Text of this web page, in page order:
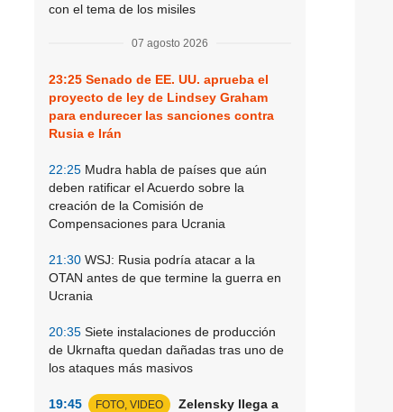
con el tema de los misiles
07 agosto 2026
23:25 Senado de EE. UU. aprueba el
proyecto de ley de Lindsey Graham
para endurecer las sanciones contra
Rusia e Irán
22:25 Mudra habla de países que aún
deben ratificar el Acuerdo sobre la
creación de la Comisión de
Compensaciones para Ucrania
21:30 WSJ: Rusia podría atacar a la
OTAN antes de que termine la guerra en
Ucrania
20:35 Siete instalaciones de producción
de Ukrnafta quedan dañadas tras uno de
los ataques más masivos
19:45 FOTO, VIDEO
Zelensky llega a